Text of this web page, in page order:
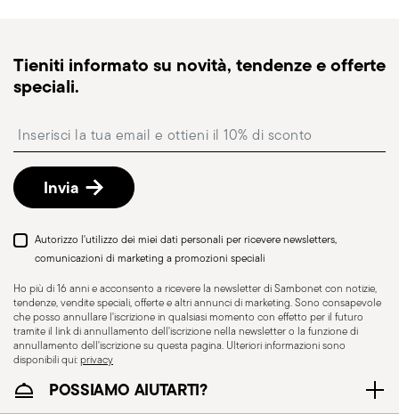
riceverai un link di tracciamento per monitorare la
consegna.
presso Punto di Ritiro, selezionabile al checkout.
Reso gratuito entro 30 giornidalla data di
spedizione/fatturazione seguendo la procedura
indicata nella pagina
Tieniti informato su novità, tendenze e offerte
speciali.
Invia
Autorizzo l'utilizzo dei miei dati personali per ricevere newsletters,
comunicazioni di marketing a promozioni speciali
Ho più di 16 anni e acconsento a ricevere la newsletter di Sambonet con notizie,
tendenze, vendite speciali, offerte e altri annunci di marketing. Sono consapevole
che posso annullare l'iscrizione in qualsiasi momento con effetto per il futuro
tramite il link di annullamento dell'iscrizione nella newsletter o la funzione di
annullamento dell'iscrizione su questa pagina. Ulteriori informazioni sono
disponibili qui:privacy
POSSIAMO AIUTARTI?